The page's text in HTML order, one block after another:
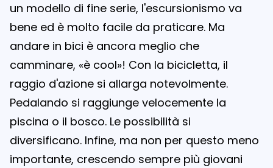
un modello di fine serie, l'escursionismo va
bene ed è molto facile da praticare. Ma
andare in bici è ancora meglio che
camminare, «è cool»! Con la bicicletta, il
raggio d'azione si allarga notevolmente.
Pedalando si raggiunge velocemente la
piscina o il bosco. Le possibilità si
diversificano. Infine, ma non per questo meno
importante, crescendo sempre più giovani
Deutsch
Français
Italian